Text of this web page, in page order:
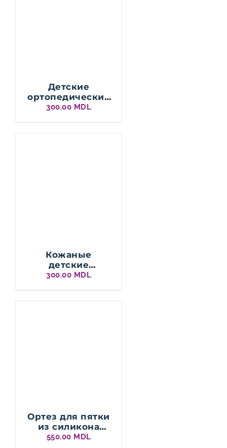
Детские
ортопедические
стельки BASIC,
300.00 MDL
Кожаные
детские
ортопедические
300.00 MDL
Ортез для пятки
из силикона
Protetika
550.00 MDL